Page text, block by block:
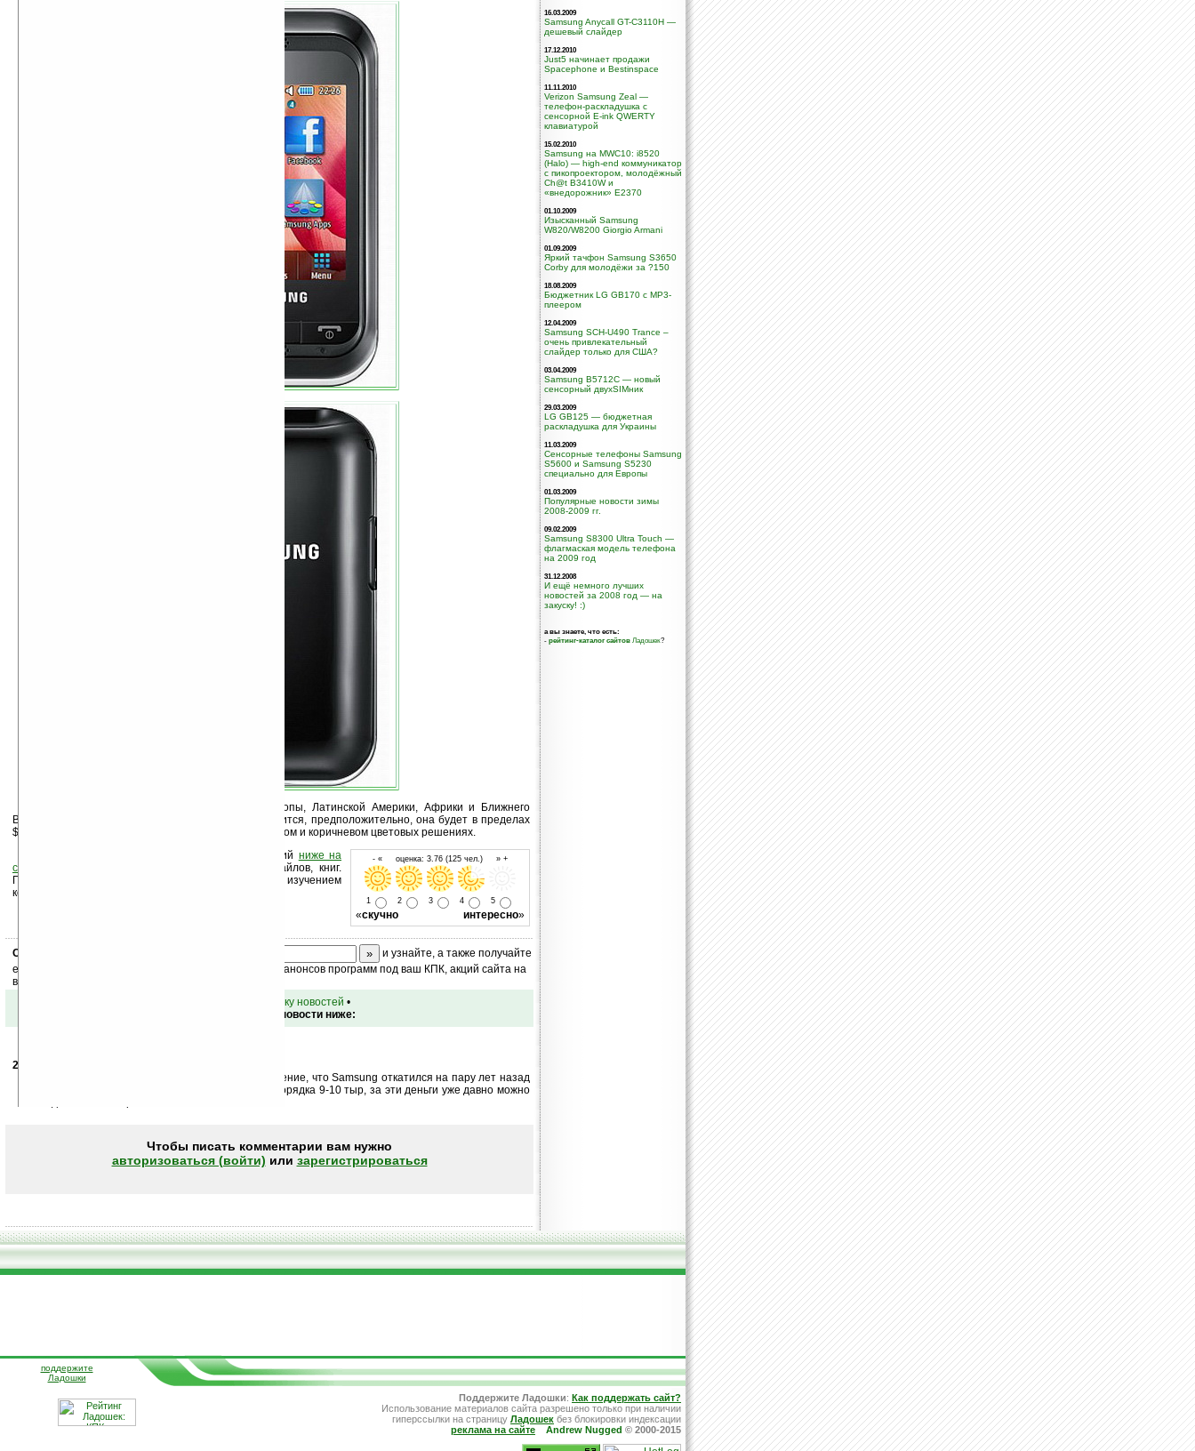
С июня аппарат будет покорять рынки Европы, Латинской Америки, Африки и Ближнего
Востока. О цене Samsung Champ пока что не говорится, предположительно, она будет в пределах
$150-$170. Новинка доступна в черном, белом, розовом и коричневом цветовых решениях.
- « оценка: 3.76 (125 чел.) » +
1 2 3 4 5
«скучно интересно»
Оцените новость и оставьте свой комментарий ниже на
странице
на рассылку новостей, файлов, книг.
Поддержите Ладошки своей посещаемостью, изучением
коммерческой информации, ссылками.
Скоро
и узнайте, а также получайте
ежедневный или еженедельный дайджест новостей, анонсов программ под ваш КПК, акций сайта на
ваш почтовый ящик.
вернуться к списку новостей •
Обсуждение этой новости ниже:
25.05.2010
Я не понял, что особенного в этой можели? Ощущение, что Samsung откатился на пару лет назад
или опоздал с выпуском. У нас она будет стоить порядка 9-10 тыр, за эти деньги уже давно можно
Чтобы писать комментарии вам нужно
авторизоваться (войти) или зарегистрироваться
16.03.2009
Samsung Anycall GT-C3110H —
дешевый слайдер
17.12.2010
Just5 начинает продажи
Spacephone и Bestinspace
11.11.2010
Verizon Samsung Zeal —
телефон-раскладушка с
сенсорной E-ink QWERTY
клавиатурой
15.02.2010
Samsung на MWC10: i8520
(Halo) — high-end коммуникатор
с пикопроектором, молодёжный
Ch@t B3410W и
«внедорожник» E2370
01.10.2009
Изысканный Samsung
W820/W8200 Giorgio Armani
01.09.2009
Яркий тачфон Samsung S3650
Corby для молодёжи за ?150
18.08.2009
Бюджетник LG GB170 с МР3-
плеером
12.04.2009
Samsung SCH-U490 Trance –
очень привлекательный
слайдер только для США?
03.04.2009
Samsung B5712C — новый
сенсорный двухSIMник
29.03.2009
LG GB125 — бюджетная
раскладушка для Украины
11.03.2009
Сенсорные телефоны Samsung
S5600 и Samsung S5230
специально для Европы
01.03.2009
Популярные новости зимы
2008-2009 гг.
09.02.2009
Samsung S8300 Ultra Touch —
флагмаская модель телефона
на 2009 год
31.12.2008
И ещё немного лучших
новостей за 2008 год — на
закуску! :)
а вы знаете, что есть:
- рейтинг-каталог сайтов Ладошек?
поддержите
Ладошки
Поддержите Ладошки: Как поддержать сайт?
Использование материалов сайта разрешено только при наличии
гиперссылки на страницу Ладошек без блокировки индексации
реклама на сайте
Andrew Nugged © 2000-2015